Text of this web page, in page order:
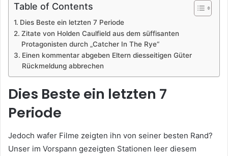
Table of Contents
Dies Beste ein letzten 7 Periode
Zitate von Holden Caulfield aus dem süffisanten
Protagonisten durch „Catcher In The Rye“
Einen kommentar abgeben Eltern diesseitigen Güter
Rückmeldung abbrechen
Dies Beste ein letzten 7
Periode
Jedoch wafer Filme zeigten ihn von seiner besten Rand?
Unser im Vorspann gezeigten Stationen leer diesem